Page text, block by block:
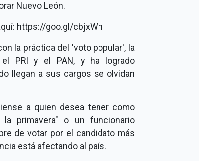
Nuevo León.
https://goo.gl/cbjxWh
la práctica del 'voto popular', la
PRI y el PAN, y ha logrado
llegan a sus cargos se olvidan
a quien desea tener como
primavera" o un funcionario
de votar por el candidato más
está afectando al país.